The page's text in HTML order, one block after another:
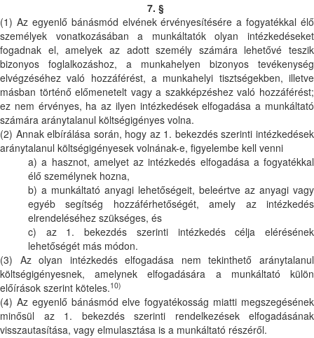
7. §
(1) Az egyenlő bánásmód elvének érvényesítésére a fogyatékkal élő
személyek vonatkozásában a munkáltatók olyan intézkedéseket
fogadnak el, amelyek az adott személy számára lehetővé teszik
bizonyos foglalkozáshoz, a munkahelyen bizonyos tevékenység
elvégzéséhez való hozzáférést, a munkahelyi tisztségekben, illetve
másban történő előmenetelt vagy a szakképzéshez való hozzáférést;
ez nem érvényes, ha az ilyen intézkedések elfogadása a munkáltató
számára aránytalanul költségigényes volna.
(2) Annak elbírálása során, hogy az 1. bekezdés szerinti intézkedések
aránytalanul költségigényesek volnának-e, figyelembe kell venni
a) a hasznot, amelyet az intézkedés elfogadása a fogyatékkal
élő személynek hozna,
b) a munkáltató anyagi lehetőségeit, beleértve az anyagi vagy
egyéb segítség hozzáférhetőségét, amely az intézkedés
elrendeléséhez szükséges, és
c) az 1. bekezdés szerinti intézkedés célja elérésének
lehetőségét más módon.
(3) Az olyan intézkedés elfogadása nem tekinthető aránytalanul
költségigényesnek, amelynek elfogadására a munkáltató külön
előírások szerint köteles.10)
(4) Az egyenlő bánásmód elve fogyatékosság miatti megszegésének
minősül az 1. bekezdés szerinti rendelkezések elfogadásának
visszautasítása, vagy elmulasztása is a munkáltató részéről.